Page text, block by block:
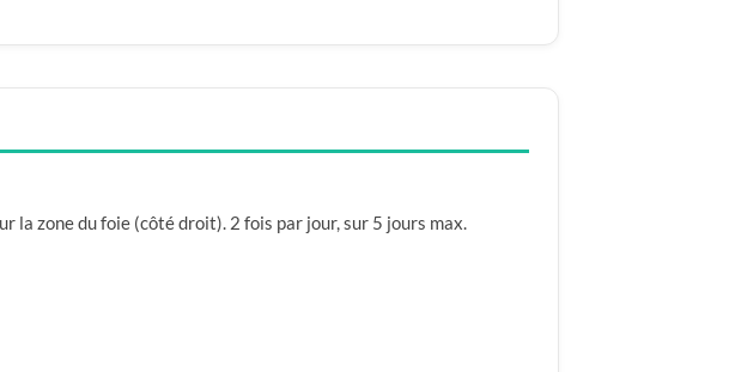
la zone du foie (côté droit). 2 fois par jour, sur 5 jours max.